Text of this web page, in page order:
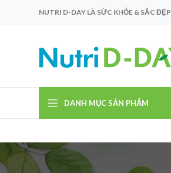
NUTRI D-DAY LÀ SỨC KHỎE & SẮC ĐẸP
DANH MỤC SẢN PHẨM